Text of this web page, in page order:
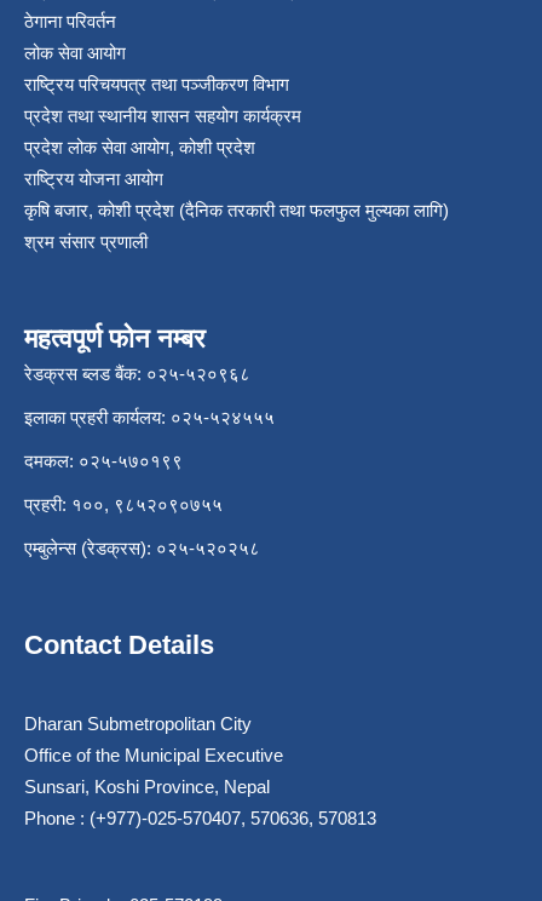
ठेगाना परिवर्तन
लोक सेवा आयोग
राष्ट्रिय परिचयपत्र तथा पञ्‍जीकरण विभाग
प्रदेश तथा स्थानीय शासन सहयोग कार्यक्रम
प्रदेश लोक सेवा आयोग, कोशी प्रदेश
राष्ट्रिय योजना आयोग
कृषि बजार, कोशी प्रदेश (दैनिक तरकारी तथा फलफुल मुल्यका लागि)
श्रम संसार प्रणाली
महत्वपूर्ण फोन नम्बर
रेडक्रस ब्लड बैंक: ०२५-५२०९६८
इलाका प्रहरी कार्यलय: ०२५-५२४५५५
दमकल: ०२५-५७०१९९
प्रहरी: १००, ९८५२०९०७५५
एम्बुलेन्स (रेडक्रस): ०२५-५२०२५८
Contact Details
Dharan Submetropolitan City
Office of the Municipal Executive
Sunsari, Koshi Province, Nepal
Phone : (+977)-025-570407, 570636, 570813